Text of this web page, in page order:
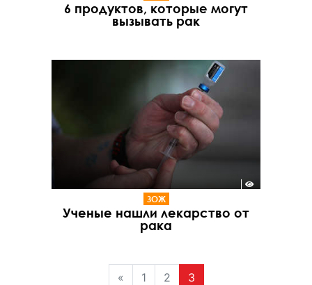
6 продуктов, которые могут
вызывать рак
ЗОЖ
Ученые нашли лекарство от
рака
« 1 2 3